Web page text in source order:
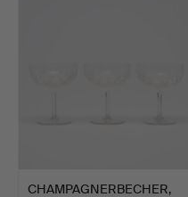
CHAMPAGNERBECHER,